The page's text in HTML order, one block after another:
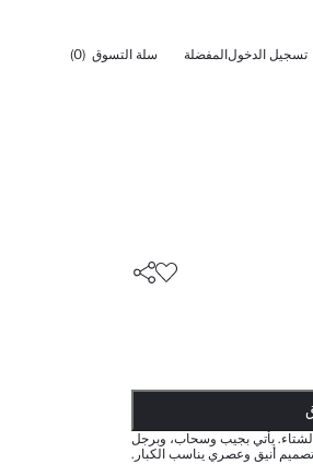
تسجيل الدخولالمفضلة سلة التسوق (0)
يأتي بجيب وسحاب، وبرجل
أنيق وعصري يناسب الكبار.